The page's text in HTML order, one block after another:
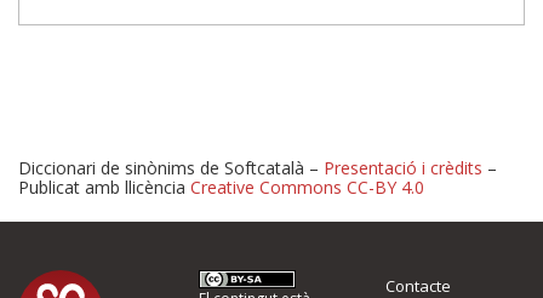
Proposeu-nos millores o
Diccionari de sinònims de Softcatalà – Presentació i crèdits –
Publicat amb llicència Creative Commons CC-BY 4.0
Contacte